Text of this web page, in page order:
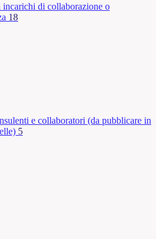
di collaborazione o
18
e collaboratori (da pubblicare in
5